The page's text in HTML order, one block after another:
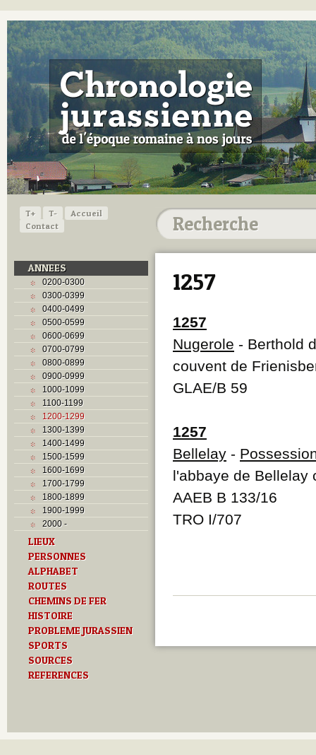
T+ T-
Accueil
Contact
ANNEES
0200-0300
0300-0399
0400-0499
0500-0599
0600-0699
0700-0799
0800-0899
0900-0999
1000-1099
1100-1199
1200-1299
1300-1399
1400-1499
1500-1599
1600-1699
1700-1799
1800-1899
1900-1999
2000 -
LIEUX
PERSONNES
ALPHABET
ROUTES
CHEMINS DE FER
HISTOIRE
PROBLEME JURASSIEN
SPORTS
SOURCES
REFERENCES
1257
1257
Nugerole - Berthold
couvent de
GLAE/B 59
1257
Bellelay -
l'abbaye de Bellelay
AAEB B 133/16
TRO I/707